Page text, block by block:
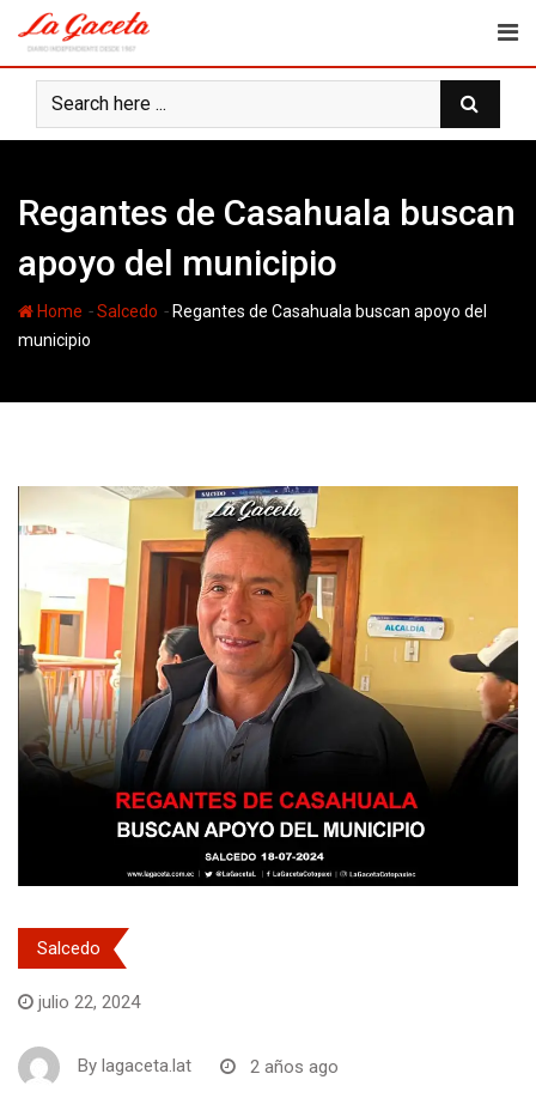
content
Regantes de Casahuala buscan
apoyo del municipio
Home -Salcedo - Regantes de Casahuala buscan apoyo del
municipio
Salcedo
julio 22, 2024
By lagaceta.lat 2 años ago